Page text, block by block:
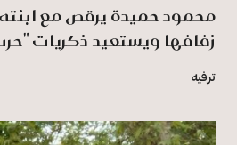
محمود حميدة يرقص مع
زفافها ويستعيد ذكريات
ترفيه